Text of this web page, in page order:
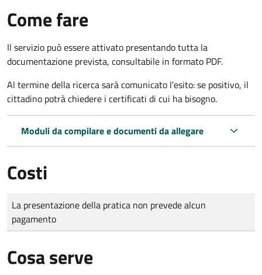
Come fare
Il servizio può essere attivato presentando tutta la
documentazione prevista, consultabile in formato PDF.
Al termine della ricerca sarà comunicato l'esito: se positivo, il
cittadino potrà chiedere i certificati di cui ha bisogno.
Moduli da compilare e documenti da allegare
Costi
Tipo di pagamento
Importo
La presentazione della pratica non prevede alcun
pagamento
Cosa serve